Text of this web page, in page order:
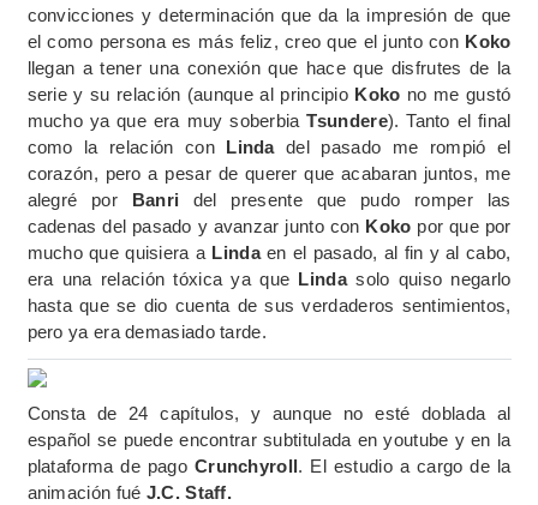
convicciones y determinación que da la impresión de que
el como persona es más feliz, creo que el junto con Koko
llegan a tener una conexión que hace que disfrutes de la
serie y su relación (aunque al principio Koko no me gustó
mucho ya que era muy soberbiaTsundere). Tanto el final
como la relación con Lindadel pasado me rompió el
corazón, pero a pesar de querer que acabaran juntos, me
alegré por Banri del presente que pudo romper las
cadenas del pasado y avanzar junto con Koko por que por
mucho que quisiera a Lindaen el pasado, al fin y al cabo,
era una relación tóxica ya que Lindasolo quiso negarlo
hasta que se dio cuenta de sus verdaderos sentimientos,
pero ya era demasiado tarde.
Consta de 24 capítulos, y aunque no esté doblada al
español se puede encontrar subtitulada en youtube y en la
plataforma de pago Crunchyroll. El estudio a cargo de la
animación fué J.C. Staff.